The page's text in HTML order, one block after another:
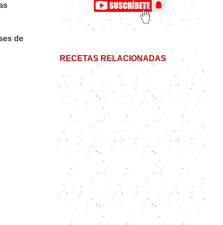
de
RECETAS RELACIONADAS
Mayonesa de atún: Receta en 4
pasos
Sopa de ajo tradicional o sopa
castellana
Champ: el puré de papas irlandés
Kanikama: ideas para utilizarlos en
tu cocina